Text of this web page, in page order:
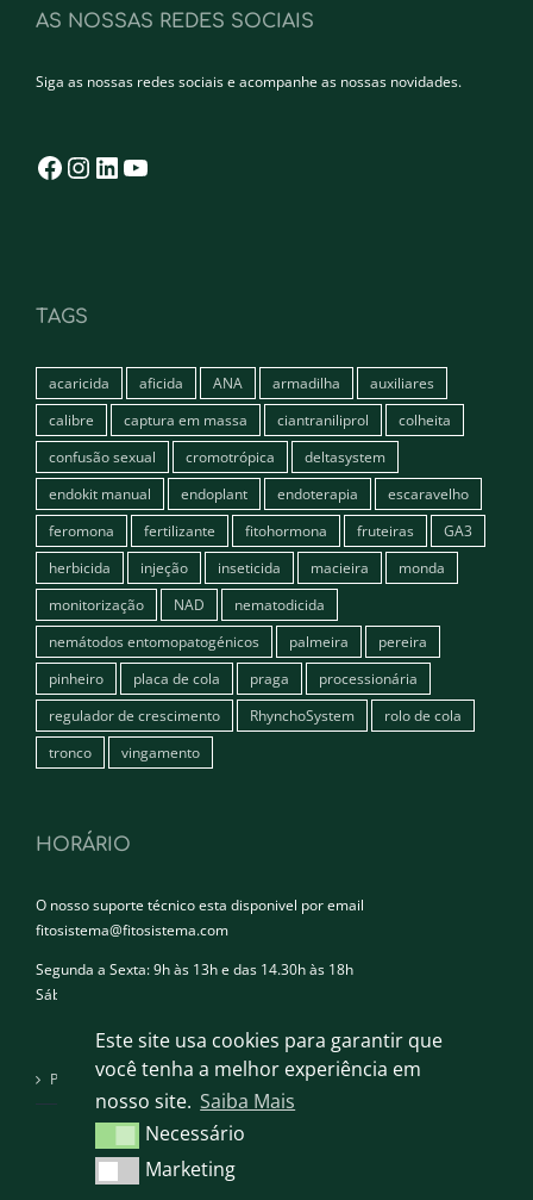
Este site usa cookies para garantir que
você tenha a melhor experiência em
nosso site. Saiba Mais
Necessário
Necessário
MarketingMarketing
AS NOSSAS REDES SOCIAIS
Siga as nossas redes sociais e acompanhe as nossas novidades.
Facebook
Instagram
LinkedIn
TAGS
acaricida aficida ANA armadilha
auxiliares
calibre
captura em massa ciantraniliprol
colheita
confusão sexual
cromotrópica
deltasystem
endokit manual
endoplant endoterapia
escaravelho
feromona
fertilizante fitohormona fruteiras
GA3
herbicida
injeção inseticida macieira
monda
monitorização
NAD
nematodicida
nemátodos entomopatogénicos
palmeira
pereira
pinheiro
placa de cola praga
processionária
regulador de crescimento
RhynchoSystem
rolo de cola
tronco
vingamento
HORÁRIO
O nosso suporte técnico esta disponivel por email
fitosistema@fitosistema.com
Segunda a Sexta: 9h às 13h e das 14.30h às 18h
Sábado e Domingo: Encerrado
Política de privacidade